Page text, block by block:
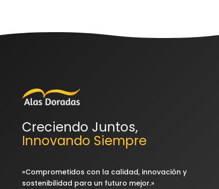
Creciendo Juntos,
Innovando Siempre
«Comprometidos con la calidad, innovación y
sostenibilidad para un futuro mejor.»